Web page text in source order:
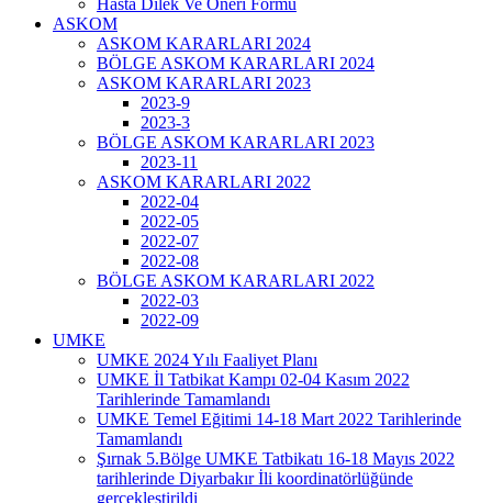
ASKOM
ASKOM KARARLARI 2024
BÖLGE ASKOM KARARLARI 2024
ASKOM KARARLARI 2023
2023-9
2023-3
BÖLGE ASKOM KARARLARI 2023
2023-11
ASKOM KARARLARI 2022
2022-04
2022-05
2022-07
2022-08
BÖLGE ASKOM KARARLARI 2022
2022-03
2022-09
UMKE
UMKE 2024 Yılı Faaliyet Planı
UMKE İl Tatbikat Kampı 02-04 Kasım 2022
Tarihlerinde Tamamlandı
UMKE Temel Eğitimi 14-18 Mart 2022 Tarihlerinde
Tamamlandı
Şırnak 5.Bölge UMKE Tatbikatı 16-18 Mayıs 2022
tarihlerinde Diyarbakır İli koordinatörlüğünde
gerçekleştirildi